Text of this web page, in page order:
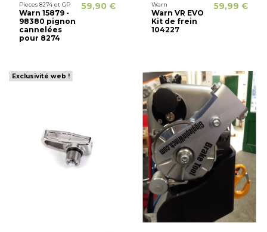
Pieces 8274 et GP
Warn 15879 -
98380 pignon
cannelées
pour 8274
59,90 € Warn
Warn VR EVO
Kit de frein
104227
59,99 €
Exclusivité web !